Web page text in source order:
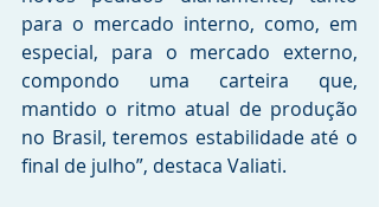
para o mercado interno, como, em
especial, para o mercado externo,
compondo uma carteira que,
mantido o ritmo atual de produção
no Brasil, teremos estabilidade até o
final de julho”, destaca Valiati.